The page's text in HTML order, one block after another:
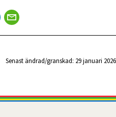
Senast ändrad/granskad: 29 januari 2026